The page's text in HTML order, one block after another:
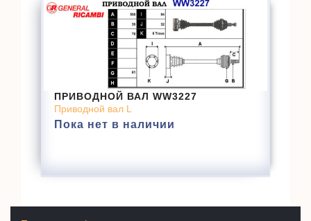
ПРИВОДНОЙ ВАЛ WW3227
Приводной вал L
Пока нет в наличии